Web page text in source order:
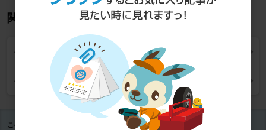
関連リンク
ベスパ プリマベーラ150 トップ
ベスパ プリマベーラ150 カスタム情報
この記事を書いたユーザー